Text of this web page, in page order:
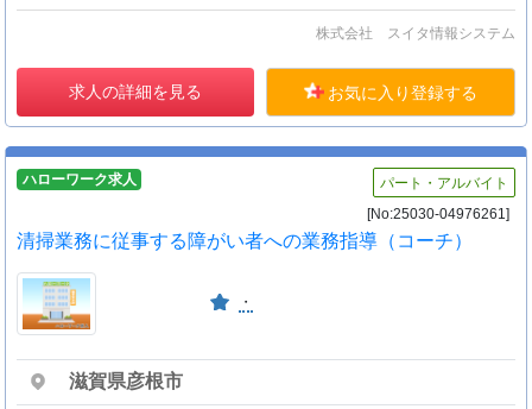
株式会社 スイタ情報システム
求人の詳細を見る お気に入り登録する
ハローワーク求人
パート・アルバイト
[No:25030-04976261]
清掃業務に従事する障がい者への業務指導（コーチ）
・
滋賀県彦根市